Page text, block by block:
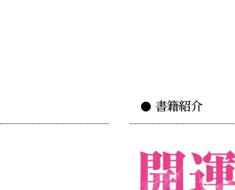
● 書籍紹介